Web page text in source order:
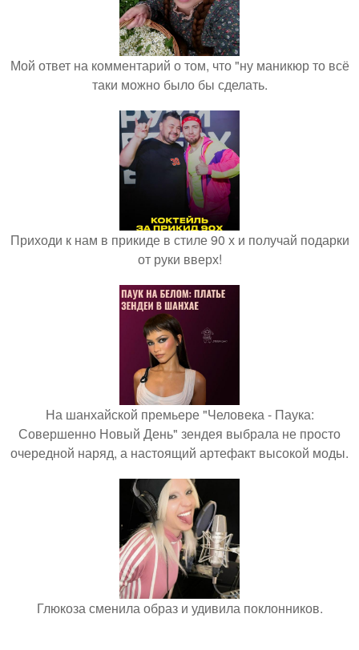
Мой ответ на комментарий о том, что "ну маникюр то всё
таки можно было бы сделать.
Приходи к нам в прикиде в стиле 90 х и получай подарки
от руки вверх!
На шанхайской премьере "Человека - Паука:
Совершенно Новый День" зендея выбрала не просто
очередной наряд, а настоящий артефакт высокой моды.
Глюкоза сменила образ и удивила поклонников.